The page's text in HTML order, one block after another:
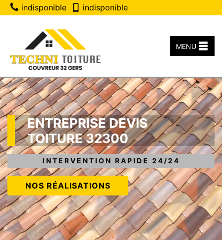
indisponible indisponible
MENU
ENTREPRISE DEVIS
TOITURE 32300
INTERVENTION RAPIDE 24/24
NOS RÉALISATIONS